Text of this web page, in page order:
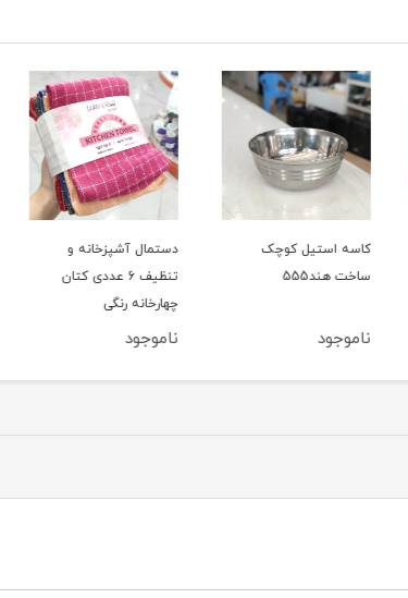
کاسه استیل کوچک
ساخت هند555
ناموجود
دستمال آشپزخانه و
تنظیف 6 عددی کتان
چهارخانه رنگی
ناموجود